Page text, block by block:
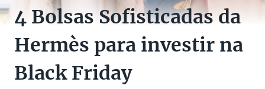
4 Bolsas Sofisticadas da
Hermès para investir na
Black Friday